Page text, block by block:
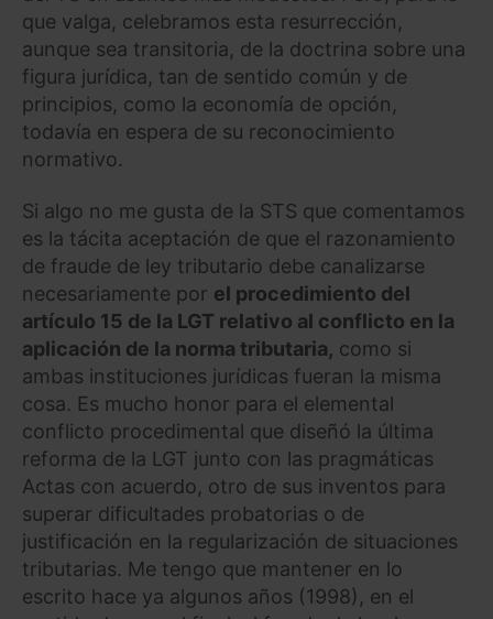
que valga, celebramos esta resurrección,
aunque sea transitoria, de la doctrina sobre una
figura jurídica, tan de sentido común y de
principios, como la economía de opción,
todavía en espera de su reconocimiento
normativo.
Si algo no me gusta de la STS que comentamos
es la tácita aceptación de que el razonamiento
de fraude de ley tributario debe canalizarse
necesariamente por el procedimiento del
artículo 15 de la LGT relativo al conflicto en la
aplicación de la norma tributaria, como si
ambas instituciones jurídicas fueran la misma
cosa. Es mucho honor para el elemental
conflicto procedimental que diseñó la última
reforma de la LGT junto con las pragmáticas
Actas con acuerdo, otro de sus inventos para
superar dificultades probatorias o de
justificación en la regularización de situaciones
tributarias. Me tengo que mantener en lo
escrito hace ya algunos años (1998), en el